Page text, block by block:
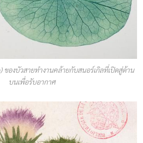
ของบัวสายทำงานคล้ายกับสนอร์เกิลที่เปิดสู่ด้าน
บนเพื่อรับอากาศ